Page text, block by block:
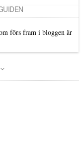
förs fram i bloggen är